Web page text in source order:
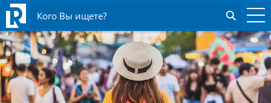
Кого Вы ищете?